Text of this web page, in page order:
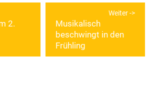
2.
Weiter
Nächster
Beitrag:
Musikalisch
beschwingt in den
Frühling